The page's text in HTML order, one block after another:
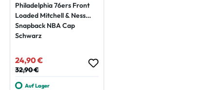
Philadelphia 76ers Front
Loaded Mitchell & Ness
Snapback NBA Cap
Schwarz
Verkaufspreis:
24,90 €
Regulärer Preis:
32,90 €
Auf Lager